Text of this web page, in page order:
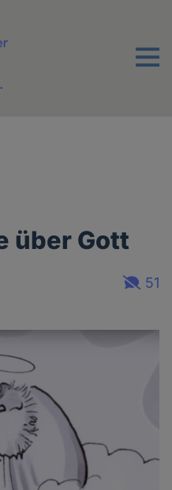
Menu
über Gott
51